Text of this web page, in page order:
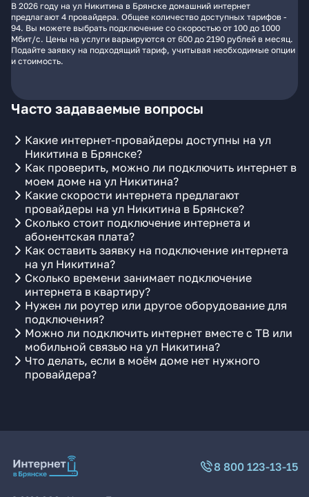
В 2026 году на ул Никитина в Брянске домашний интернет
предлагают 4 провайдера. Общее количество доступных тарифов -
94. Вы можете выбрать подключение со скоростью от 100 до 1000
Мбит/с. Цены на услуги варьируются от 600 до 2190 рублей в месяц.
Подайте заявку на подходящий тариф, учитывая необходимые опции
и стоимость.
Часто задаваемые вопросы
Какие интернет-провайдеры доступны на ул
Никитина в Брянске?
Как проверить, можно ли подключить интернет в
моем доме на ул Никитина?
Какие скорости интернета предлагают
провайдеры на ул Никитина в Брянске?
Сколько стоит подключение интернета и
абонентская плата?
Как оставить заявку на подключение интернета
на ул Никитина?
Сколько времени занимает подключение
интернета в квартиру?
Нужен ли роутер или другое оборудование для
подключения?
Можно ли подключить интернет вместе с ТВ или
мобильной связью на ул Никитина?
Что делать, если в моём доме нет нужного
провайдера?
8 800 123-13-15